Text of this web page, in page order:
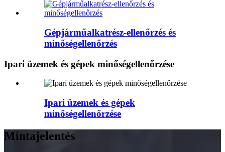
Gépjárműalkatrész-ellenőrzés és
minőségellenőrzés
Ipari üzemek és gépek minőségellenőrzése
Ipari üzemek és gépek
minőségellenőrzése
Mintajelentés